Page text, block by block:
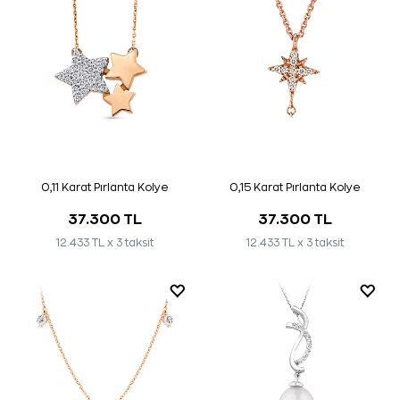
0,11 Karat Pırlanta Kolye
37.300 TL
12.433 TL x 3 taksit
0,15 Karat Pırlanta Kolye
37.300 TL
12.433 TL x 3 taksit